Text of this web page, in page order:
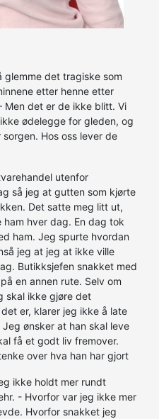
glemme det tragiske som
etter henne etter
Men det er de ikke blitt. Vi
ødelegge for gleden, og
Hos oss lever de
utenfor
så jeg at gutten som kjørte
Det satte meg litt ut,
hver dag. En dag tok
ham. Jeg spurte hvordan
jeg at jeg at ikke ville
Butikksjefen snakket med
en annen rute. Selv om
skal ikke gjøre det
er, klarer jeg ikke å late
ønsker at han skal leve
få et godt liv fremover.
over hva han har gjort
ikke holdt mer rundt
- Hvorfor var jeg ikke mer
Hvorfor snakket jeg